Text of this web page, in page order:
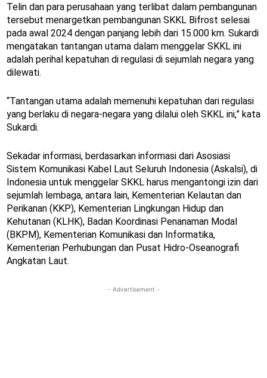
Telin dan para perusahaan yang terlibat dalam pembangunan
tersebut menargetkan pembangunan SKKL Bifrost selesai
pada awal 2024 dengan panjang lebih dari 15.000 km. Sukardi
mengatakan tantangan utama dalam menggelar SKKL ini
adalah perihal kepatuhan di regulasi di sejumlah negara yang
dilewati.
“Tantangan utama adalah memenuhi kepatuhan dari regulasi
yang berlaku di negara-negara yang dilalui oleh SKKL ini,” kata
Sukardi.
Sekadar informasi, berdasarkan informasi dari Asosiasi
Sistem Komunikasi Kabel Laut Seluruh Indonesia (Askalsi), di
Indonesia untuk menggelar SKKL harus mengantongi izin dari
sejumlah lembaga, antara lain, Kementerian Kelautan dan
Perikanan (KKP), Kementerian Lingkungan Hidup dan
Kehutanan (KLHK), Badan Koordinasi Penanaman Modal
(BKPM), Kementerian Komunikasi dan Informatika,
Kementerian Perhubungan dan Pusat Hidro-Oseanografi
Angkatan Laut.
- Advertisement -